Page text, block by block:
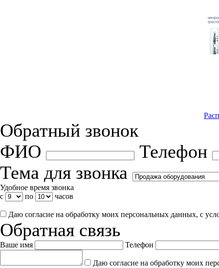
Обратный звонок
ФИО
Телефон
Тема для звонка
Удобное время звонка
с
по часов
Даю согласие на обработку моих персональных данных, с
Обратная связь
Ваше имя Телефон
Даю согласие на обработку моих